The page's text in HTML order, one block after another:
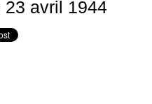
23 avril 1944